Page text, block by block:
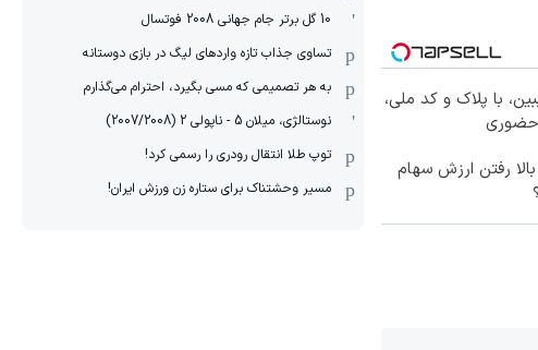
با پلاک و کد ملی،
حضوری
رفتن ارزش سهام
10 گل برتر جام جهانی 2008 فوتسال
تساوی جذاب تازه واردهای لیگ در بازی دوستانه
به هر تصمیمی که مسی بگیرد، احترام می‌گذارم
نوستالژی، میلان 5 - ناپولی 2 (2007/2008)
توپ طلا انتقال رودری را رسمی کرد!
مسیر وحشتناک برای ستاره زن ورزش ایران!